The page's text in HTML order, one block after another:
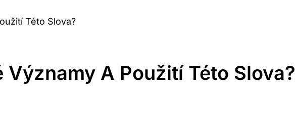
Této Slova?
A Použití Této Slova?